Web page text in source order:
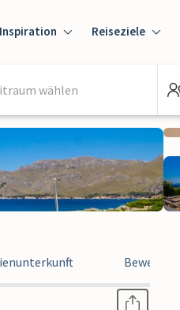
Inspiration Reiseziele
wählen